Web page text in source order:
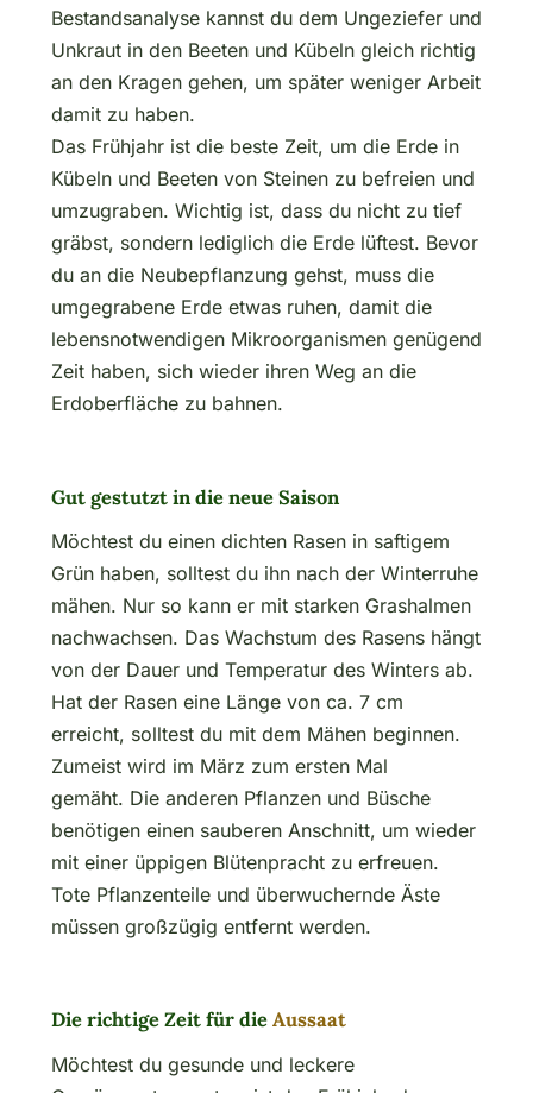
Bestandsanalyse kannst du dem Ungeziefer und
Unkraut in den Beeten und Kübeln gleich richtig
an den Kragen gehen, um später weniger Arbeit
damit zu haben.
Das Frühjahr ist die beste Zeit, um die Erde in
Kübeln und Beeten von Steinen zu befreien und
umzugraben. Wichtig ist, dass du nicht zu tief
gräbst, sondern lediglich die Erde lüftest. Bevor
du an die Neubepflanzung gehst, muss die
umgegrabene Erde etwas ruhen, damit die
lebensnotwendigen Mikroorganismen genügend
Zeit haben, sich wieder ihren Weg an die
Erdoberfläche zu bahnen.
Gut gestutzt in die neue Saison
Möchtest du einen dichten Rasen in saftigem
Grün haben, solltest du ihn nach der Winterruhe
mähen. Nur so kann er mit starken Grashalmen
nachwachsen. Das Wachstum des Rasens hängt
von der Dauer und Temperatur des Winters ab.
Hat der Rasen eine Länge von ca. 7 cm
erreicht, solltest du mit dem Mähen beginnen.
Zumeist wird im März zum ersten Mal
gemäht. Die anderen Pflanzen und Büsche
benötigen einen sauberen Anschnitt, um wieder
mit einer üppigen Blütenpracht zu erfreuen.
Tote Pflanzenteile und überwuchernde Äste
müssen großzügig entfernt werden.
Die richtige Zeit für die Aussaat
Möchtest du gesunde und leckere